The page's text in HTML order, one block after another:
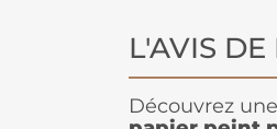
L'AVIS DE
Découvrez